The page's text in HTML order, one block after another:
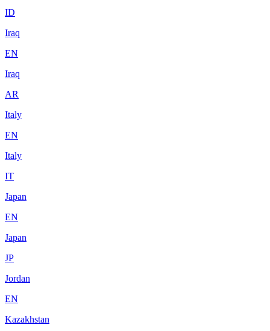
ID
Iraq
EN
Iraq
AR
Italy
EN
Italy
IT
Japan
EN
Japan
JP
Jordan
EN
Kazakhstan